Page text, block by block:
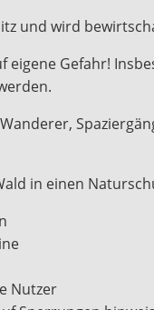
und wird
eigene Gefahr!
in einen
Nutzer